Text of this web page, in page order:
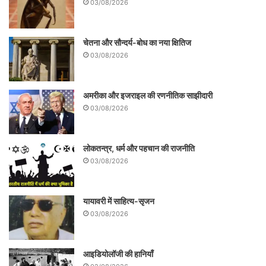
टीना ने प्रीलिम्स की परीक्षा कोटे के तहत ही निकाली
थी.आखिर उनको आरक्षण की क्या जरुरत थी?
इसतरह के भेदभाव से समाज के टकराव और
आक्रोश दोनों बढेंगे और संविधान अपनी मूल भावना
से दूर होता चला जाएगा. 1970 में देश के प्रसिद्द
बुद्दिजीवी औऱ राजनयिक आबिद हुसैन साहब ने कहा
था कि प्रतिभा के नष्ट होने से बेहतर है कि वह
पलायन कर जाए. हमें यह नहीं भूलना चाहिए कि
03/08/2026
चेतना और सौन्दर्य-बोध का नया क्षितिज
03/08/2026
अमरीका और इजराइल की रणनीतिक साझीदारी
03/08/2026
लोकतन्त्र, धर्म और पहचान की राजनीति
03/08/2026
यायावरी में साहित्य-सृजन
03/08/2026
आइडियोलॉजी की हानियाँ